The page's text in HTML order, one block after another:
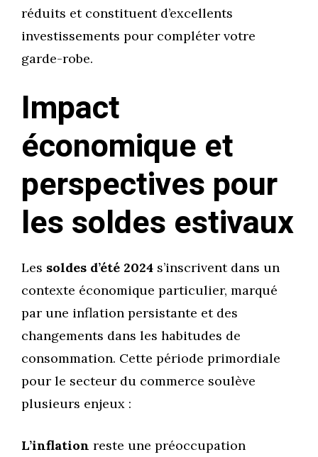
réduits et constituent d’excellents
investissements pour compléter votre
garde-robe.
Impact
économique et
perspectives pour
les soldes estivaux
Les soldes d’été 2024 s’inscrivent dans un
contexte économique particulier, marqué
par une inflation persistante et des
changements dans les habitudes de
consommation. Cette période primordiale
pour le secteur du commerce soulève
plusieurs enjeux :
L’inflation reste une préoccupation